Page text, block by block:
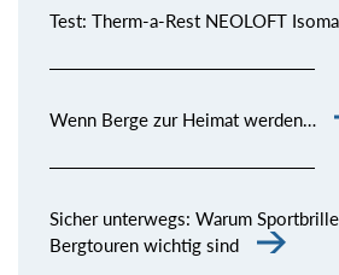
Test: Therm-a-Rest NEOLOFT
Wenn Berge zur Heimat werden…
Sicher unterwegs: Warum
Bergtouren wichtig sind